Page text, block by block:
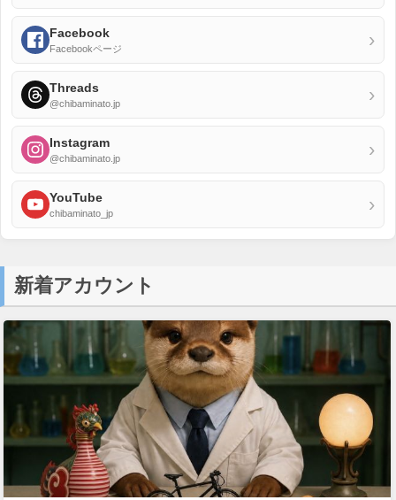
Facebook
Facebookページ ›
Threads
@chibaminato.jp ›
Instagram
@chibaminato.jp ›
YouTube
chibaminato_jp ›
新着アカウント